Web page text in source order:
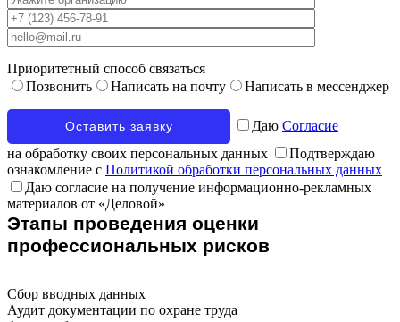
Приоритетный способ связаться
Позвонить
Написать на почту Написать в мессенджер
Даю Согласие
на обработку своих персональных данных
Подтверждаю
ознакомление с Политикой обработки персональных данных
Даю согласие на получение информационно-рекламных
материалов от «Деловой»
Этапы проведения оценки
профессиональных рисков
Сбор вводных данных
Аудит документации по охране труда